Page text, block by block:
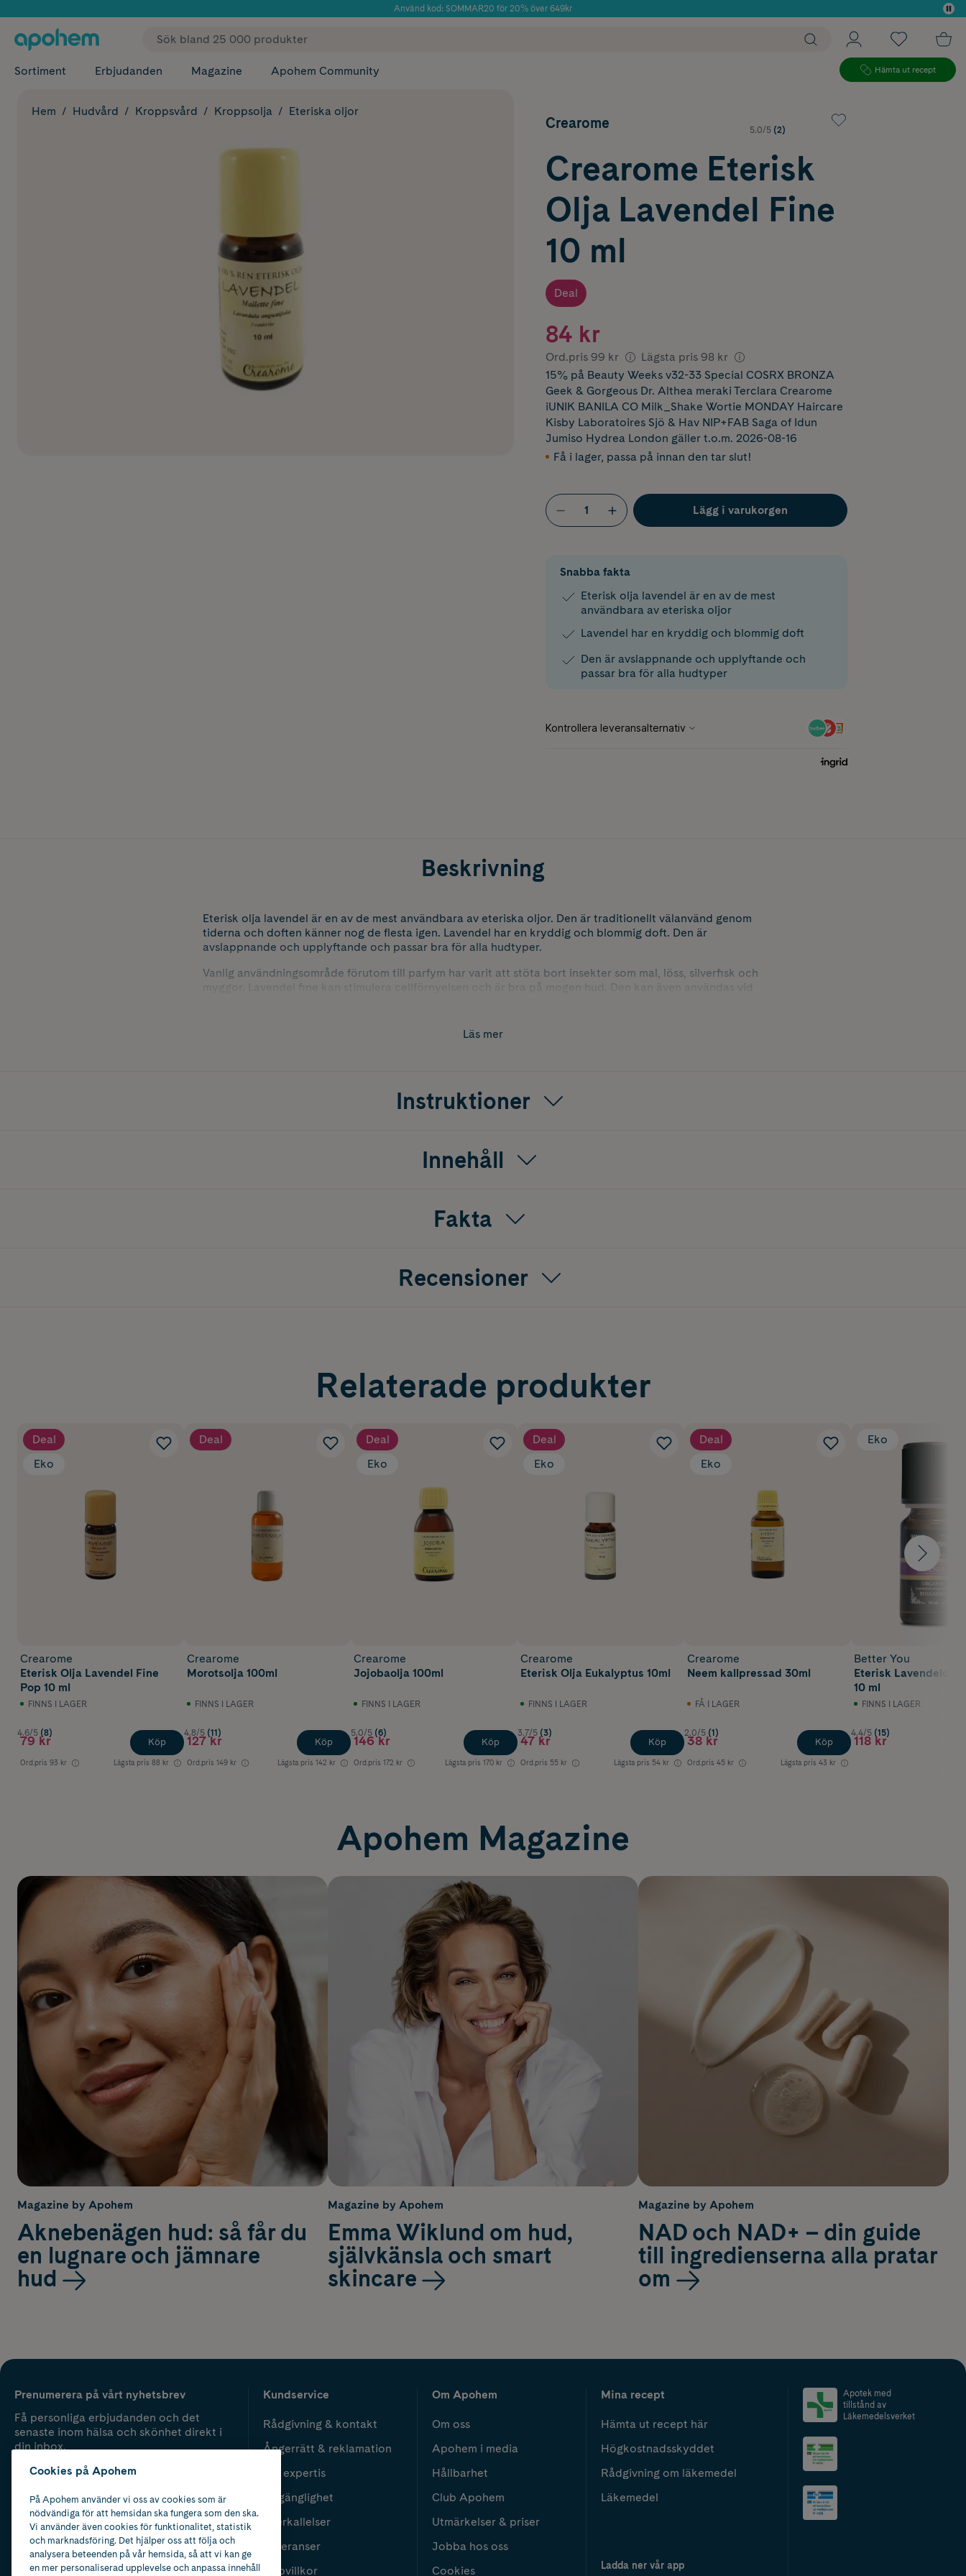
Använd kod: SOMMAR20 för 20% över 649kr
✓ Fri frakt
Sortiment Erbjudanden Magazine Apohem Community Hämta ut recept
Hem Hudvård Kroppsvård Kroppsolja Eteriska oljor
Crearome 5.0/5 (2)
Crearome Eterisk
Olja Lavendel Fine
10 ml
Deal
84 kr
Ord.pris 99 kr Lägsta pris 98 kr
15% på Beauty Weeks v32-33 Special COSRX BRONZA
Geek & Gorgeous Dr. Althea meraki Terclara Crearome
iUNIK BANILA CO Milk_Shake Wortie MONDAY Haircare
Kisby Laboratoires Sjö & Hav NIP+FAB Saga of Idun
Jumiso Hydrea London gäller t.o.m. 2026-08-16
Få i lager, passa på innan den tar slut!
Lägg i varukorgen
Snabba fakta
Eterisk olja lavendel är en av de mest
användbara av eteriska oljor
Lavendel har en kryddig och blommig doft
Den är avslappnande och upplyftande och
passar bra för alla hudtyper
Beskrivning
Eterisk olja lavendel är en av de mest användbara av eteriska oljor. Den är traditionellt välanvänd genom
tiderna och doften känner nog de flesta igen. Lavendel har en kryddig och blommig doft. Den är
avslappnande och upplyftande och passar bra för alla hudtyper.
Vanlig användningsområde förutom till parfym har varit att stöta bort insekter som mal, löss, silverfisk och
myggor. Lavendel fine kan stimulera cellförnyelsen och är bra på mogen hud. Den kan även användas vid
Eteriska oljor kan vara en stor källa till glädje och njutning. Det är dock viktigt att man väljer eteriska oljor
man känner till och har läst om och därefter doserar med förstånd. De flesta eteriska oljor är ofarliga vid
Läs mer
Instruktioner
Innehåll
Fakta
Recensioner
Relaterade produkter
Deal
Eko
Crearome
Eterisk Olja Lavendel Fine
Pop 10 ml
FINNS I LAGER
4.6/5 (8)
79 kr
Ord.pris 93 kr Lägsta pris 88 kr
Köp
Deal
Crearome
Morotsolja 100ml
FINNS I LAGER
4.8/5 (11)
127 kr
Ord.pris 149 kr Lägsta pris 142 kr
Köp
Deal
Eko
Crearome
Jojobaolja 100ml
FINNS I LAGER
5.0/5 (6)
146 kr
Ord.pris 172 kr Lägsta pris 170 kr
Köp
Deal
Eko
Crearome
Eterisk Olja Eukalyptus 10ml
FINNS I LAGER
3.7/5 (3)
47 kr
Ord.pris 55 kr Lägsta pris 54 kr
Köp
Deal
Eko
Crearome
Neem kallpressad 30ml
FÅ I LAGER
2.0/5 (1)
38 kr
Ord.pris 45 kr Lägsta pris 43 kr
Köp
Eko
Better You
Eterisk Lavendelolja
10 ml
FINNS I LAGER
4.4/5 (15)
118 kr
Apohem Magazine
Magazine by Apohem
Aknebenägen hud: så får du
en lugnare och jämnare
hud
Magazine by Apohem
Emma Wiklund om hud,
självkänsla och smart
skincare
Magazine by Apohem
NAD och NAD+ – din guide
till ingredienserna alla pratar
om
Prenumerera på vårt nyhetsbrev
Få personliga erbjudanden och det
senaste inom hälsa och skönhet direkt i
din inbox.
Kundservice
Rådgivning & kontakt
Ångerrätt & reklamation
Vår expertis
Tillgänglighet
Återkallelser
Leveranser
Köpvillkor
Om Apohem
Om oss
Apohem i media
Hållbarhet
Club Apohem
Utmärkelser & priser
Jobba hos oss
Cookies
Mina recept
Hämta ut recept här
Högkostnadsskyddet
Rådgivning om läkemedel
Läkemedel
Ladda ner vår app
Apotek med
tillstånd av
Läkemedelsverket
Cookies på Apohem
På Apohem använder vi oss av cookies som är
nödvändiga för att hemsidan ska fungera som den ska.
Vi använder även cookies för funktionalitet, statistik
och marknadsföring. Det hjälper oss att följa och
analysera beteenden på vår hemsida, så att vi kan ge
en mer personaliserad upplevelse och anpassa innehåll